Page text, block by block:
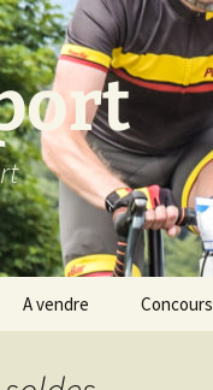
A vendre Concours